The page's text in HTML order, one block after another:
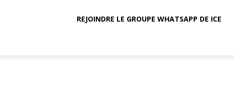
REJOINDRE LE GROUPE WHATSAPP DE ICE